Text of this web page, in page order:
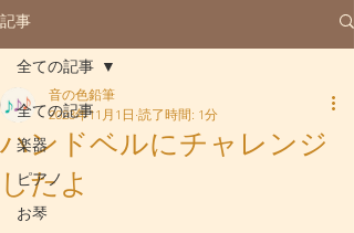
記事
全ての記事
楽器
ピアノ
お琴
全ての記事
ハンドベルにチャレンジ
したよ
音の色鉛筆
2023年11月1日 読了時間: 1分